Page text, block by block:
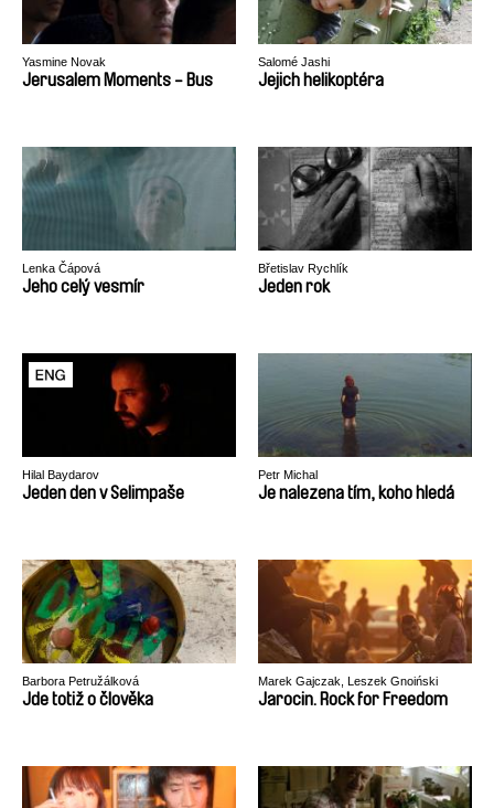
Yasmine Novak
Jerusalem Moments - Bus
Salomé Jashi
Jejich helikoptéra
Lenka Čápová
Jeho celý vesmír
Břetislav Rychlík
Jeden rok
Hilal Baydarov
Jeden den v Selimpaše
Petr Michal
Je nalezena tím, koho hledá
Barbora Petružálková
Jde totiž o člověka
Marek Gajczak, Leszek Gnoiński
Jarocin. Rock for Freedom